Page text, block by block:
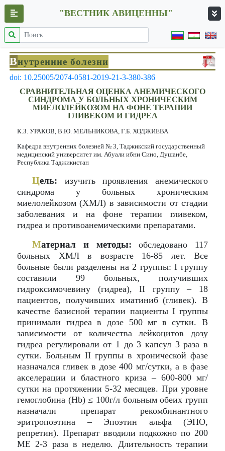
"ВЕСТНИК АВИЦЕННЫ"
Внутренние болезни
doi: 10.25005/2074-0581-2019-21-3-380-386
СРАВНИТЕЛЬНАЯ ОЦЕНКА АНЕМИЧЕСКОГО
СИНДРОМА У БОЛЬНЫХ ХРОНИЧЕСКИМ
МИЕЛОЛЕЙКОЗОМ НА ФОНЕ ТЕРАПИИ
ГЛИВЕКОМ И ГИДРЕА
К.З. УРАКОВ, В.Ю. МЕЛЬНИКОВА, Г.Б. ХОДЖИЕВА
Кафедра внутренних болезней № 3, Таджикский государственный
медицинский университет им. Абуали ибни Сино, Душанбе,
Республика Таджикистан
Цель: изучить проявления анемического
синдрома у больных хроническим
миелолейкозом (ХМЛ) в зависимости от стадии
заболевания и на фоне терапии гливеком,
гидреа и противоанемическими препаратами.
Материал и методы: обследовано 117
больных ХМЛ в возрасте 16-85 лет. Все
больные были разделены на 2 группы: I группу
составили 99 больных, получивших
гидроксимочевину (гидреа), II группу – 18
пациентов, получивших иматиниб (гливек). В
качестве базисной терапии пациенты I группы
принимали гидреа в дозе 500 мг в сутки. В
зависимости от количества лейкоцитов дозу
гидреа регулировали от 1 до 3 капсул 3 раза в
сутки. Больным II группы в хронической фазе
назначался гливек в дозе 400 мг/сутки, а в фазе
акселерации и бластного криза – 600-800 мг/
сутки на протяжении 5-32 месяцев. При уровне
гемоглобина (Hb) ≤ 100г/л больным обеих групп
назначали препарат рекомбинантного
эритропоэтина – Эпоэтин альфа (ЭПО,
репретин). Препарат вводили подкожно по 200
МЕ 2-3 раза в неделю. Длительность терапии